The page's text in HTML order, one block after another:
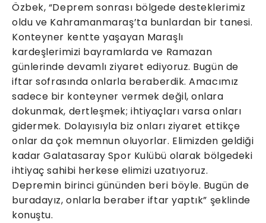
Özbek, “Deprem sonrası bölgede desteklerimiz
oldu ve Kahramanmaraş’ta bunlardan bir tanesi.
Konteyner kentte yaşayan Maraşlı
kardeşlerimizi bayramlarda ve Ramazan
günlerinde devamlı ziyaret ediyoruz. Bugün de
iftar sofrasında onlarla beraberdik. Amacımız
sadece bir konteyner vermek değil, onlara
dokunmak, dertleşmek; ihtiyaçları varsa onları
gidermek. Dolayısıyla biz onları ziyaret ettikçe
onlar da çok memnun oluyorlar. Elimizden geldiği
kadar Galatasaray Spor Kulübü olarak bölgedeki
ihtiyaç sahibi herkese elimizi uzatıyoruz.
Depremin birinci gününden beri böyle. Bugün de
buradayız, onlarla beraber iftar yaptık” şeklinde
konuştu.